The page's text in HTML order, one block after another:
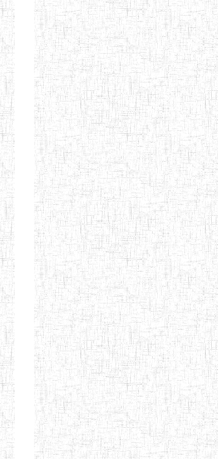
BAPTIST
TEACHERS
TRAINING
COLLEGE
08/08/1983 ENIEG
KENCHOLIA
TEACHER'S
TRAINING
COLLEGE
"K.T.T.C NDOP"
15/09/2015 ENIEG
ENIEG PRIVEE
BILINGUE
LAIQUE LES
PERFORMANCES
PEDAGOGIQUES
01/09/2015 ENIEG
ENIEG DU HAUT
NKAM
12/08/2013 ENIEG
ENIEG BILINGUE
DE L'IPEP DE
BANDJOUN
05/09/2003 ENIEG
ENIEG PRIVEE
NANFAH
07/09/2012 ENIEG
ENPIEG TERESA
JANE
14/03/2014 ENIEG
ENIEG
MODERNE
04/08/2010 ENIEG